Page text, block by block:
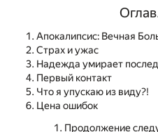
Апокалипсис: Вечная
Страх и ужас
Надежда умирает
Первый контакт
Что я упускаю из виду?!
Цена ошибок
Продолжение